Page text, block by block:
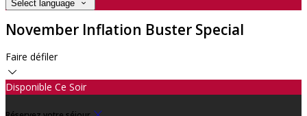
Select language
November Inflation Buster Special
Faire défiler
Disponible Ce Soir